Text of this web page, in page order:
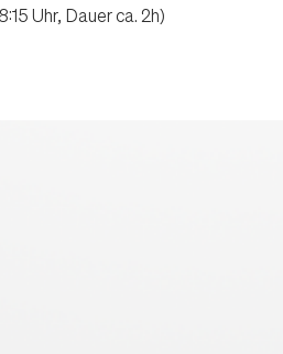
Uhr, Dauer ca. 2h)